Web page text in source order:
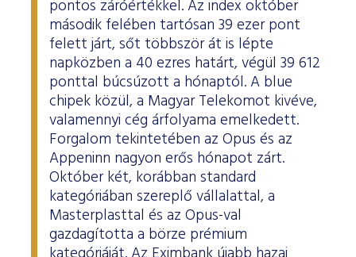
pontos záróértékkel. Az index október
második felében tartósan 39 ezer pont
felett járt, sőt többször át is lépte
napközben a 40 ezres határt, végül 39 612
ponttal búcsúzott a hónaptól. A blue
chipek közül, a Magyar Telekomot kivéve,
valamennyi cég árfolyama emelkedett.
Forgalom tekintetében az Opus és az
Appeninn nagyon erős hónapot zárt.
Október két, korábban standard
kategóriában szereplő vállalattal, a
Masterplasttal és az Opus-val
gazdagította a börze prémium